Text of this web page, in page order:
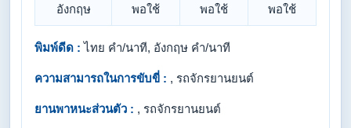
อังกฤษ พอใช้ พอใช้ พอใช้
พิมพ์ดีด : ไทย คำ/นาที, อังกฤษ คำ/นาที
ความสามารถในการขับขี่ : , รถจักรยานยนต์
ยานพาหนะส่วนตัว : , รถจักรยานยนต์